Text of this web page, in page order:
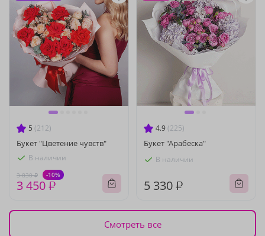
5 (212)
Букет "Цветение чувств"
В наличии
3 830 ₽ -10%
3 450 ₽
4.9 (225)
Букет "Арабеска"
В наличии
5 330 ₽
Смотреть все